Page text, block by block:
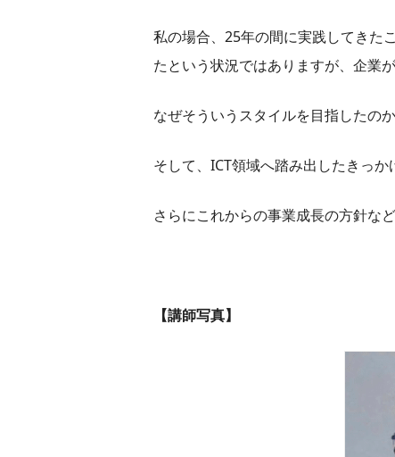
私の場合、25年の間に実践してきた
たという状況ではありますが、企業
なぜそういうスタイルを目指したの
そして、ICT領域へ踏み出したきっか
さらにこれからの事業成長の方針な
【講師写真】